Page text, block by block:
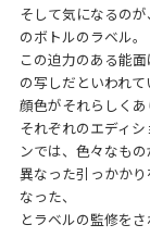
そして気になるの
のボトルのラベル。
この迫力のある能
の写しだといわれ
顔色がそれらしくあ
それぞれのエディ
ンでは、色々なも
異なった引っかか
なった、
とラベルの監修を